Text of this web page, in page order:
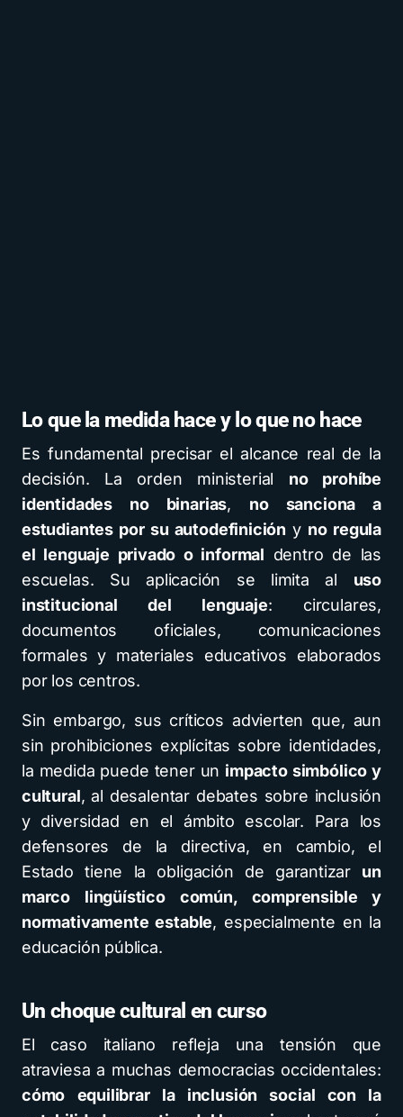
Lo que la medida hace y lo que no hace
Es fundamental precisar el alcance real de la
decisión. La orden ministerial no prohíbe
identidades no binarias, no sanciona a
estudiantes por su autodefinición y no regula
el lenguaje privado o informal dentro de las
escuelas. Su aplicación se limita al uso
institucional del lenguaje: circulares,
documentos oficiales, comunicaciones
formales y materiales educativos elaborados
por los centros.
Sin embargo, sus críticos advierten que, aun
sin prohibiciones explícitas sobre identidades,
la medida puede tener un impacto simbólico y
cultural, al desalentar debates sobre inclusión
y diversidad en el ámbito escolar. Para los
defensores de la directiva, en cambio, el
Estado tiene la obligación de garantizar un
marco lingüístico común, comprensible y
normativamente estable, especialmente en la
educación pública.
Un choque cultural en curso
El caso italiano refleja una tensión que
atraviesa a muchas democracias occidentales:
cómo equilibrar la inclusión social con la